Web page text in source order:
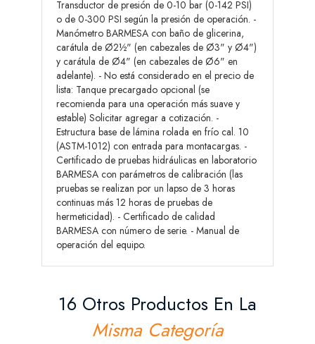
Transductor de presión de 0-10 bar (0-142 PSI)
o de 0-300 PSI según la presión de operación. -
Manómetro BARMESA con baño de glicerina,
carátula de Ø2½" (en cabezales de Ø3" y Ø4")
y carátula de Ø4" (en cabezales de Ø6" en
adelante). - No está considerado en el precio de
lista: Tanque precargado opcional (se
recomienda para una operación más suave y
estable) Solicitar agregar a cotización. -
Estructura base de lámina rolada en frío cal. 10
(ASTM-1012) con entrada para montacargas. -
Certificado de pruebas hidráulicas en laboratorio
BARMESA con parámetros de calibración (las
pruebas se realizan por un lapso de 3 horas
continuas más 12 horas de pruebas de
hermeticidad). - Certificado de calidad
BARMESA con número de serie. - Manual de
operación del equipo.
16 Otros Productos En La
Misma Categoría